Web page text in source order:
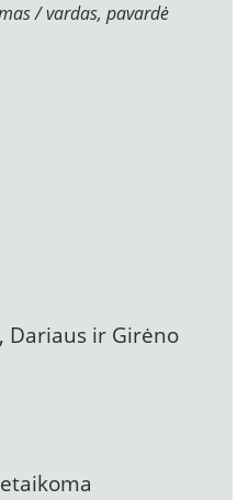
/ vardas, pavardė
Dariaus ir Girėno